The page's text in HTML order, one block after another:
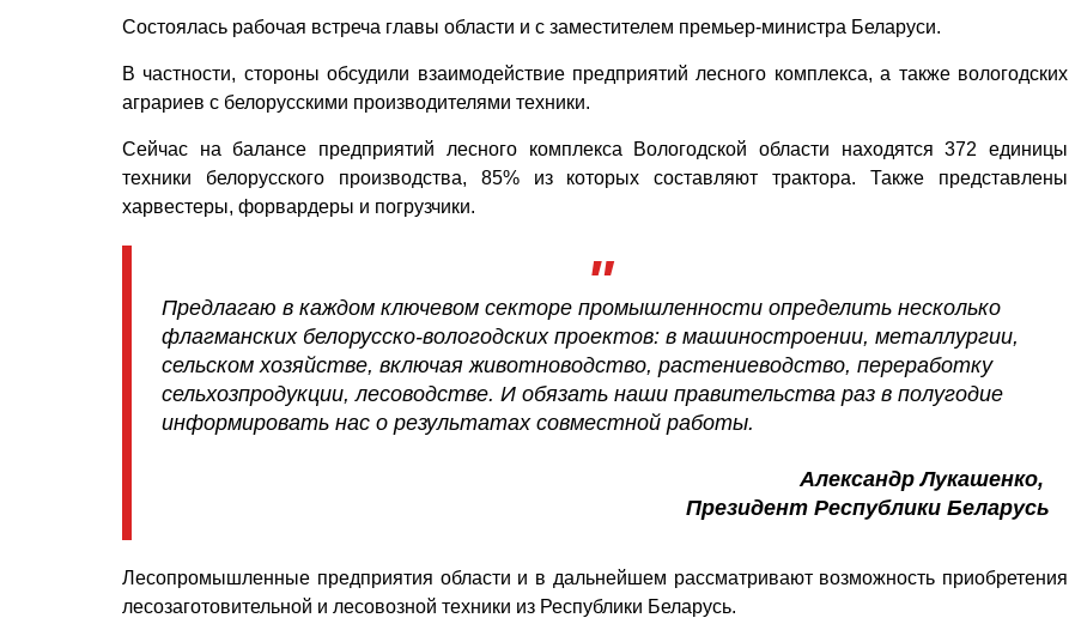
Состоялась рабочая встреча главы области и с заместителем премьер-министра Беларуси.
В частности, стороны обсудили взаимодействие предприятий лесного комплекса, а также вологодских
аграриев с белорусскими производителями техники.
Сейчас на балансе предприятий лесного комплекса Вологодской области находятся 372 единицы
техники белорусского производства, 85% из которых составляют трактора. Также представлены
харвестеры, форвардеры и погрузчики.
Предлагаю в каждом ключевом секторе промышленности определить несколько
флагманских белорусско-вологодских проектов: в машиностроении, металлургии,
сельском хозяйстве, включая животноводство, растениеводство, переработку
сельхозпродукции, лесоводстве. И обязать наши правительства раз в полугодие
информировать нас о результатах совместной работы.
Александр Лукашенко,
Президент Республики Беларусь
Лесопромышленные предприятия области и в дальнейшем рассматривают возможность приобретения
лесозаготовительной и лесовозной техники из Республики Беларусь.